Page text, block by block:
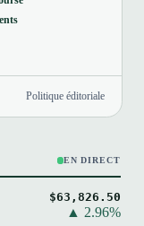
Politique éditoriale
EN DIRECT
$63,826.50
▲ 2.96%